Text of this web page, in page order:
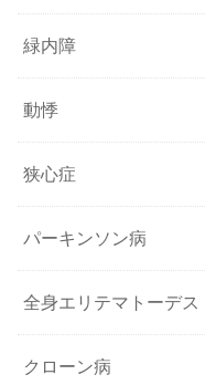
緑内障
動悸
狭心症
パーキンソン病
全身エリテマトーデス
クローン病